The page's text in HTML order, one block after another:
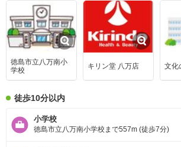
徳島市立八万南小
学校
キリン堂 八万店 文化
徒歩10分以内
小学校
徳島市立八万南小学校まで557m (徒歩7分)